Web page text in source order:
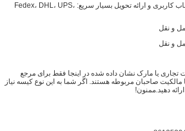
3. ما در زیر خبر رسان حساب کاربری و ارائه تحویل بسیار سریع: Fedex، DHL، UPS،
تجاری یا مارک نشان داده شده در اینجا فقط برای مرجع
مالکیت صاحبان مربوطه هستند. اگر شما به این نوع کیسه نیاز
دهید.ممنون!